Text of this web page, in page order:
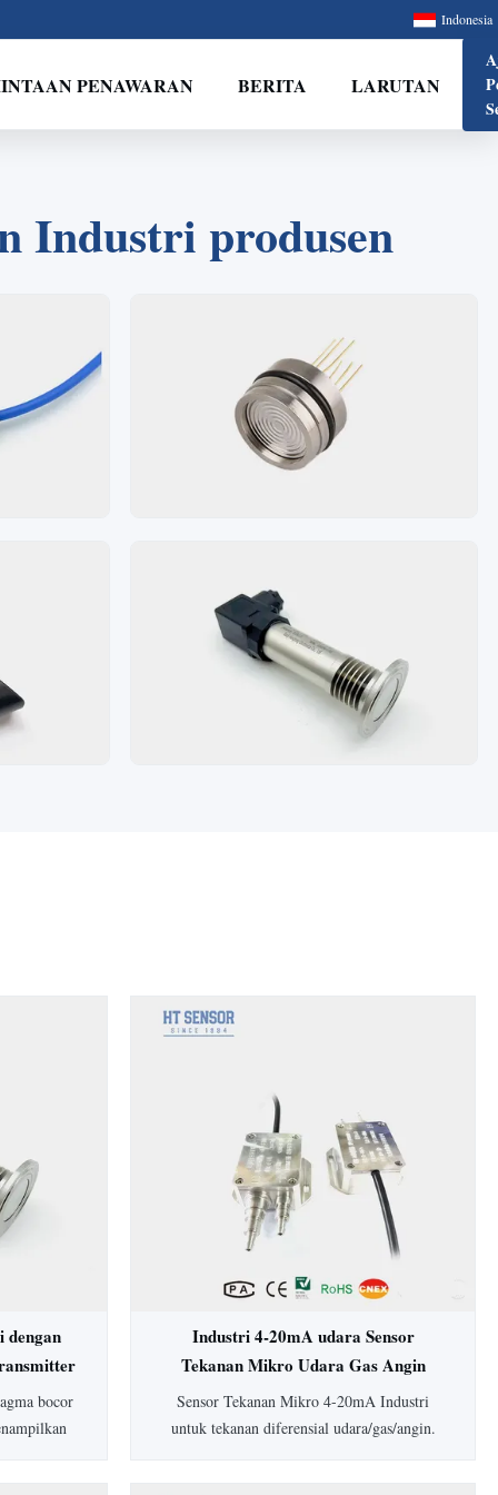
Indonesia
PENAWARAN BERITA LARUTAN
Industri produsen
dengan
bocor
Industri 4-20mA udara Sensor
Tekanan Mikro Udara Gas Angin
Differensial Tekanan Transmitter
Sensor Tekanan Mikro 4-20mA Industri
untuk tekanan diferensial udara/gas/angin.